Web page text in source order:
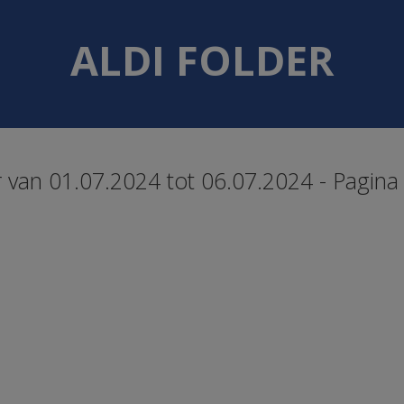
ALDI FOLDER
01.07.2024 tot 06.07.2024 -